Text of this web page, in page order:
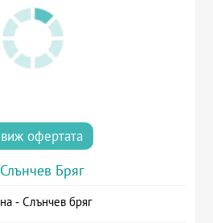
виж офертата
Слънчев Бряг
- Слънчев бряг